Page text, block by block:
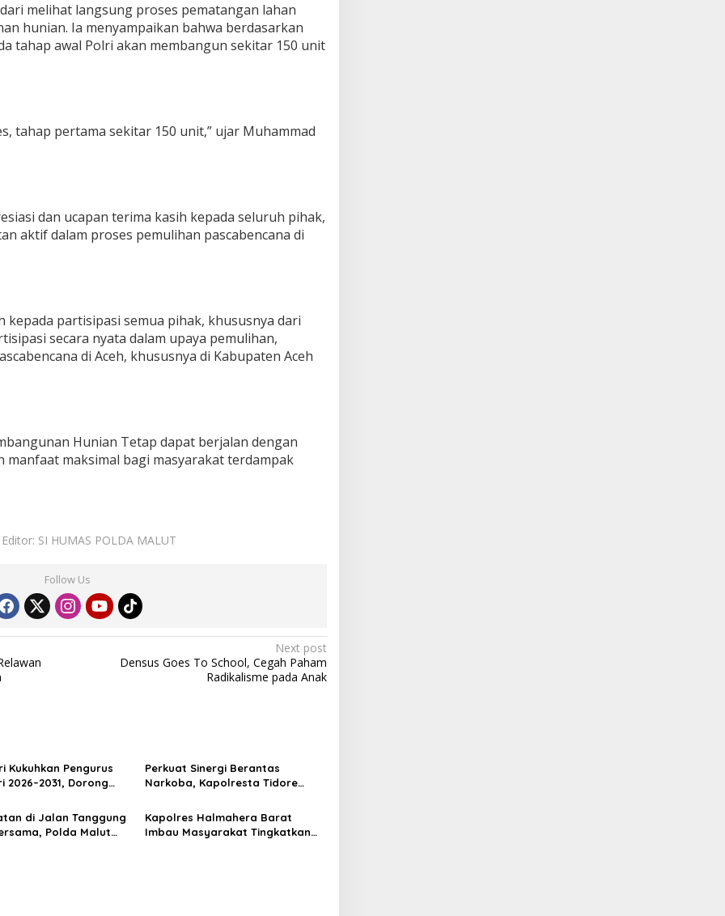
melihat langsung proses pematangan lahan
hunian. Ia menyampaikan bahwa berdasarkan
tahap awal Polri akan membangun sekitar 150 unit
tahap pertama sekitar 150 unit,” ujar Muhammad
dan ucapan terima kasih kepada seluruh pihak,
aktif dalam proses pemulihan pascabencana di
kepada partisipasi semua pihak, khususnya dari
secara nyata dalam upaya pemulihan,
di Aceh, khususnya di Kabupaten Aceh
Hunian Tetap dapat berjalan dengan
manfaat maksimal bagi masyarakat terdampak
Editor: SI HUMAS POLDA MALUT
Follow Us
Next post
Densus Goes To School, Cegah Paham
Radikalisme pada Anak
Kukuhkan Pengurus
2026–2031, Dorong
Perkuat Sinergi Berantas
Narkoba, Kapolresta Tidore
Kepala BNN Provinsi Maluku
Utara
di Jalan Tanggung
Polda Malut
Kapolres Halmahera Barat
Imbau Masyarakat Tingkatkan